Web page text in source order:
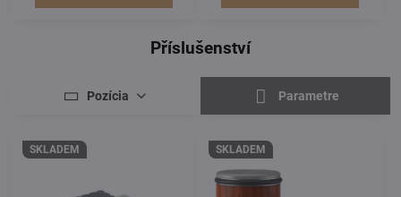
Příslušenství
Pozícia Parametre
SKLADEM SKLADEM